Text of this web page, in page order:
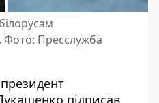
Фото: Пресслужба
підписав